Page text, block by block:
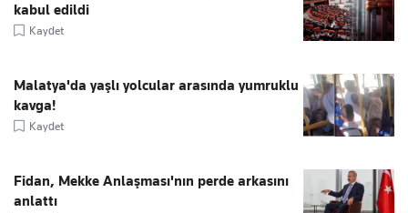
kabul edildi
Kaydet
Malatya'da yaşlı yolcular arasında yumruklu
kavga!
Kaydet
Fidan, Mekke Anlaşması'nın perde arkasını
anlattı